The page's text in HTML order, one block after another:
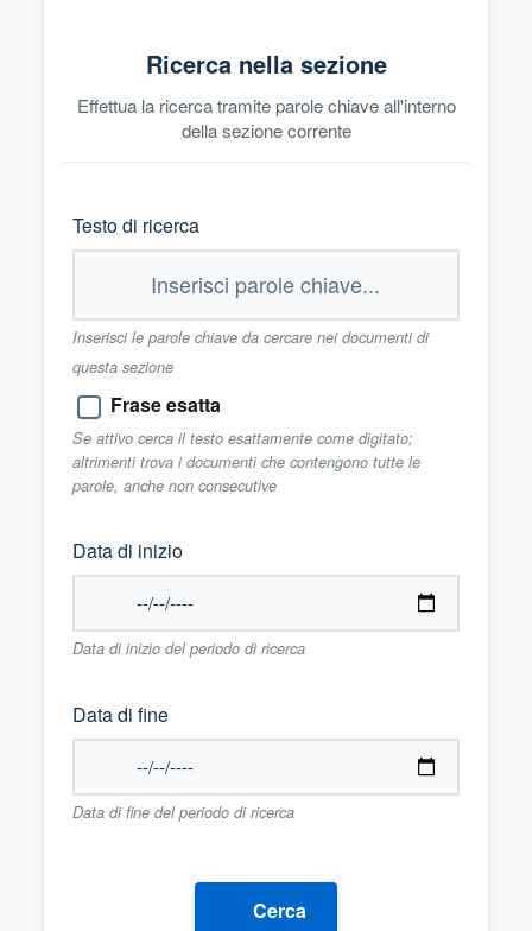
Ricerca nella sezione
Effettua la ricerca tramite parole chiave all'interno
della sezione corrente
Testo di ricerca
Inserisci le parole chiave da cercare nei documenti di
questa sezione
Frase esatta
Se attivo cerca il testo esattamente come digitato;
altrimenti trova i documenti che contengono tutte le
parole, anche non consecutive
Data di inizio
Data di inizio del periodo di ricerca
Data di fine
Data di fine del periodo di ricerca
Cerca